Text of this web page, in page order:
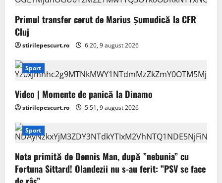
Primul transfer cerut de Marius Șumudică la CFR
Cluj
stirilepescurt.ro 6:20, 9 august 2026
Sport
Video | Momente de panică la Dinamo
stirilepescurt.ro 5:51, 9 august 2026
Sport
Nota primită de Dennis Man, după ”nebunia” cu
Fortuna Sittard! Olandezii nu s-au ferit: ”PSV se face